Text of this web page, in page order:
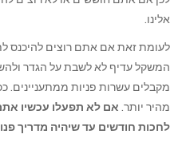
אלינו.
לעומת זאת אם אתם רוצים להיכנס
המשקל עדיף לא לשבת על הגדר
מקבלים עשרות פניות ממתעניינים.
מהיר יותר. אם לא תפעלו עכשיו
לחכות חודשים עד שיהיה מדריך